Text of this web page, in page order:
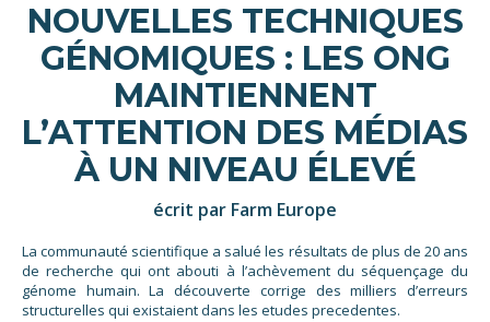
NOUVELLES TECHNIQUES
GÉNOMIQUES : LES ONG
MAINTIENNENT
L’ATTENTION DES MÉDIAS
À UN NIVEAU ÉLEVÉ
écrit par Farm Europe
La communauté scientifique a salué les résultats de plus de 20 ans
de recherche qui ont abouti à l’achèvement du séquençage du
génome humain. La découverte corrige des milliers d’erreurs
structurelles qui existaient dans les etudes precedentes.